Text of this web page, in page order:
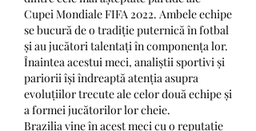
Cupei Mondiale FIFA 2022. Ambele echipe
se bucură de o tradiție puternică în fotbal
și au jucători talentați în componența lor.
Înaintea acestui meci, analiștii sportivi și
pariorii își îndreaptă atenția asupra
evoluțiilor trecute ale celor două echipe și
a formei jucătorilor lor cheie.
Brazilia vine în acest meci cu o reputație